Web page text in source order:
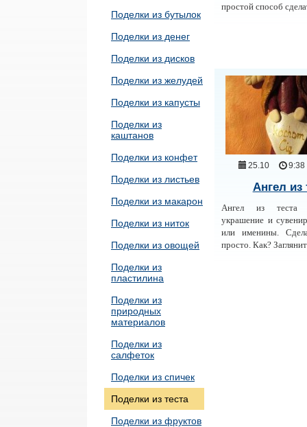
Поделки из бутылок
Поделки из денег
Поделки из дисков
Поделки из желудей
Поделки из капусты
Поделки из
каштанов
Поделки из конфет
Поделки из листьев
Поделки из макарон
Поделки из ниток
Поделки из овощей
Поделки из
пластилина
Поделки из
природных
материалов
Поделки из
салфеток
Поделки из спичек
Поделки из теста
Поделки из фруктов
простой способ
25.10 9:38
Ангел из
Ангел из теста
украшение и
или именины.
просто. Как?